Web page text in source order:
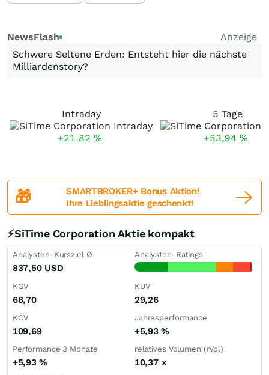
NewsFlash
Anzeige
Schwere Seltene Erden: Entsteht hier die nächste
Milliardenstory?
Intraday
+21,82 %
5 Tage
+53,94 %
🎁
SMARTBROKER+ Bonus Aktion!
Ihre Lieblingsaktie geschenkt!
⚡SiTime Corporation Aktie kompakt
Analysten-Kursziel Ø
837,50 USD
Analysten-Ratings
KGV
68,70
KUV
29,26
KCV
109,69
Jahresperformance
+5,93%
Performance 3 Monate
+5,93%
relatives Volumen (rVol)
10,37 x